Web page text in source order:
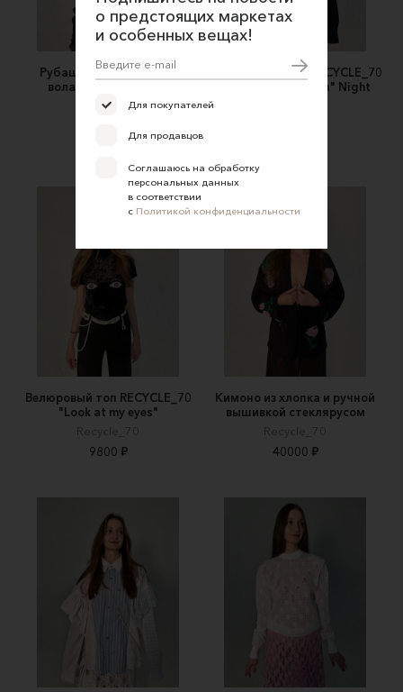
Рубашка RECYCLE_70 с
воланом и кружевом
Recycle_70
Черная рубашка RECYCLE_70
из "мокрого шелка" Night
Велюровый топ RECYCLE_70
"Look at my eyes"
Recycle_70
9800 ₽
Кимоно из хлопка и ручной
вышивкой стеклярусом
Recycle_70
40000 ₽
о предстоящих маркетах
и особенных вещах!
Для покупателей
Для продавцов
Соглашаюсь на обработку
персональных данных
в соответствии
с Политикой конфиденциальности